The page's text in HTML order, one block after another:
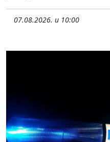
07.08.2026. u 10:00